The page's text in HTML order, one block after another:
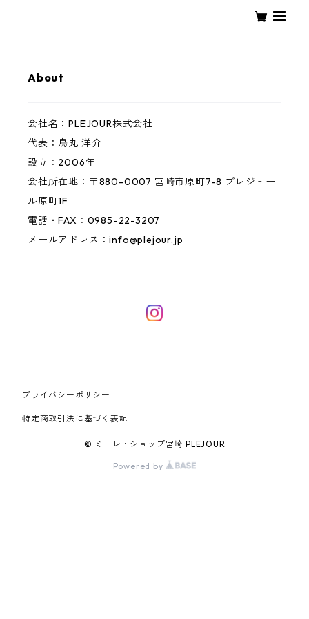
About
会社名：PLEJOUR株式会社
代表：鳥丸 洋介
設立：2006年
会社所在地：〒880-0007 宮崎市原町7-8 プレジュー
ル原町1F
電話・FAX：0985-22-3207
メールアドレス：info@plejour.jp
プライバシーポリシー
特定商取引法に基づく表記
© ミーレ・ショップ宮崎 PLEJOUR
Powered by